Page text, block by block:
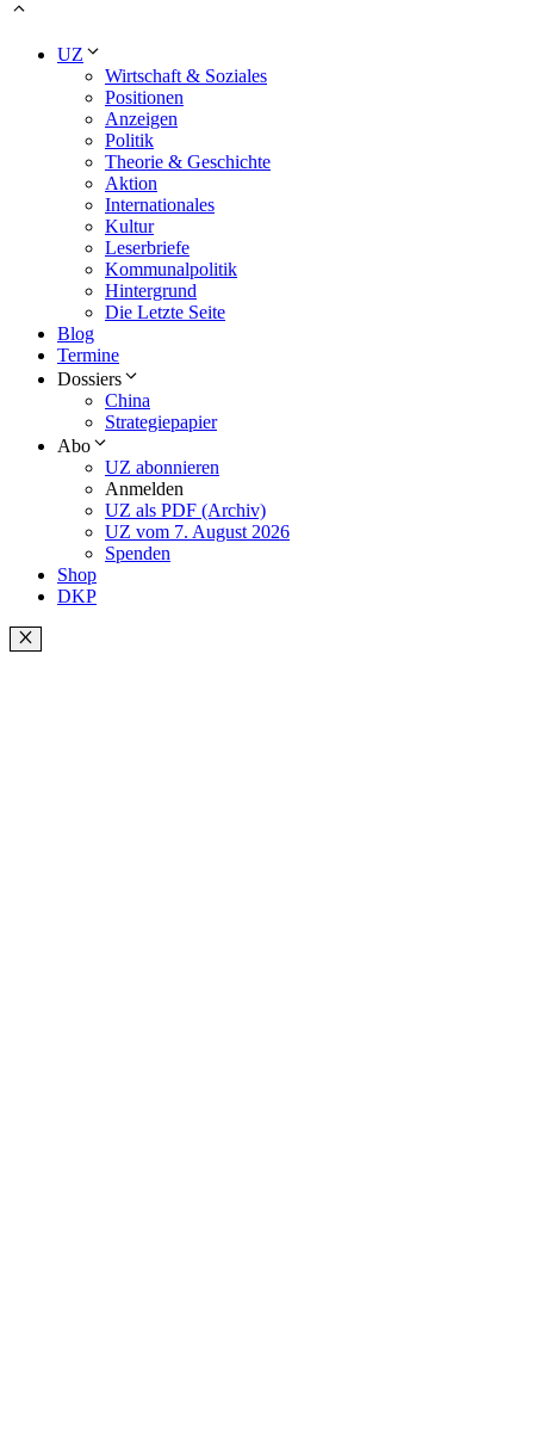
UZ
Wirtschaft & Soziales
Positionen
Anzeigen
Politik
Theorie & Geschichte
Aktion
Internationales
Kultur
Leserbriefe
Kommunalpolitik
Hintergrund
Die Letzte Seite
Blog
Termine
Dossiers
China
Strategiepapier
Abo
UZ abonnieren
Anmelden
UZ als PDF (Archiv)
UZ vom 7. August 2026
Spenden
Shop
DKP
Schließen